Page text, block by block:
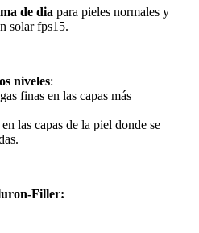
de dia para pieles normales y
solar fps15.
niveles:
finas en las capas más
las capas de la piel donde se
Filler: